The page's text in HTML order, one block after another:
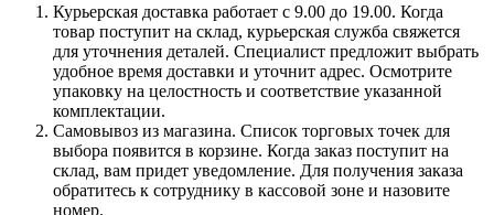
Курьерская доставка работает с 9.00 до 19.00. Когда
товар поступит на склад, курьерская служба свяжется
для уточнения деталей. Специалист предложит выбрать
удобное время доставки и уточнит адрес. Осмотрите
упаковку на целостность и соответствие указанной
комплектации.
Самовывоз из магазина. Список торговых точек для
выбора появится в корзине. Когда заказ поступит на
склад, вам придет уведомление. Для получения заказа
обратитесь к сотруднику в кассовой зоне и назовите
номер.